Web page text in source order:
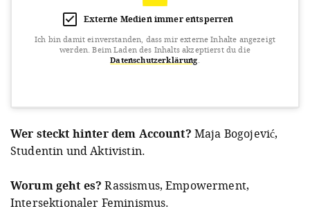
Externe Medien immer entsperren
Ich bin damit einverstanden, dass mir externe Inhalte angezeigt
werden. Beim Laden des Inhalts akzeptierst du die
Datenschutzerklärung
Wer steckt hinter dem Account? Maja Bogojević,
Studentin und Aktivistin.
Worum geht es?Rassismus, Empowerment,
Intersektionaler Feminismus.